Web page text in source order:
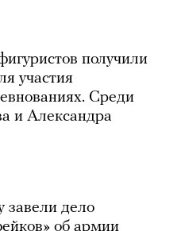
получили
участия
Среди
и Александра
завели дело
об армии